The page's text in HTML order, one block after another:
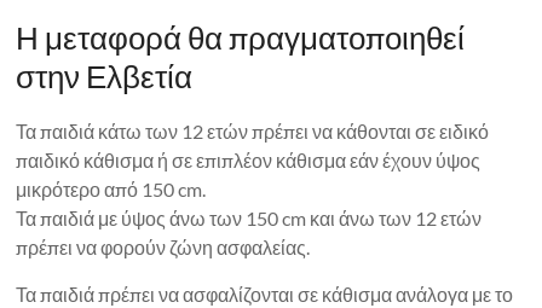
Η μεταφορά θα πραγματοποιηθεί
στην Ελβετία
Τα παιδιά κάτω των 12 ετών πρέπει να κάθονται σε ειδικό
παιδικό κάθισμα ή σε επιπλέον κάθισμα εάν έχουν ύψος
μικρότερο από 150 cm.
Τα παιδιά με ύψος άνω των 150 cm και άνω των 12 ετών
πρέπει να φορούν ζώνη ασφαλείας.
Τα παιδιά πρέπει να ασφαλίζονται σε κάθισμα ανάλογα με το